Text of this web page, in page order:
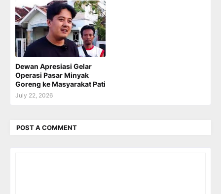
Dewan Apresiasi Gelar
Operasi Pasar Minyak
Goreng ke Masyarakat Pati
July 22, 2026
POST A COMMENT